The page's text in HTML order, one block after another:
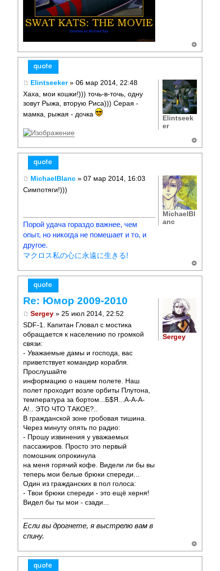
Elintseeker» 06 мар 2014, 22:48
Хаха, мои кошки!))) точь-в-точь, одну
зовут Рыжа, вторую Риса))) Серая -
мамка, рыжая - дочка
Elintseek
er
MichaelBlanc » 07 мар 2014, 16:03
Симпотяги!)))
Порой удача гораздо важнее, чем
опыт, но никогда не помешает и то, и
другое.
マクロス私の心に永遠に生きる!
MichaelBl
anc
Re: Юмор 2009-2010
Sergey » 25 июл 2014, 22:52
SDF-1. Капитан Гловал с мостика
обращается к населению по громкой
связи:
- Уважаемые дамы и господа, вас
приветствует командир корабля.
Прослушайте
информацию о нашем полете. Hаш
полет проходит возле орбиты Плутона,
температура за бортом...Б$Я...А-А-А-
А!.. ЭТО ЧТО ТАКОЕ?..
В гражданской зоне гробовая тишина.
Через минуту опять по радио:
- Прошу извинения у уважаемых
пассажиров. Просто это первый
помошник опрокинула
на меня горячий кофе. Видели ли бы вы
теперь мои белые брюки спереди...
Один из гражданских в пол голоса:
- Твои брюки спереди - это ещё херня!
Видел бы ты мои - сзади...
Если вы дрогнете, я выстрелю вам в
спину.
Sergey